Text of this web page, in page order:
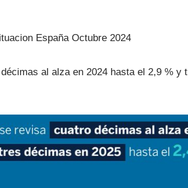
España Octubre 2024
al alza en 2024 hasta el 2,9 % y